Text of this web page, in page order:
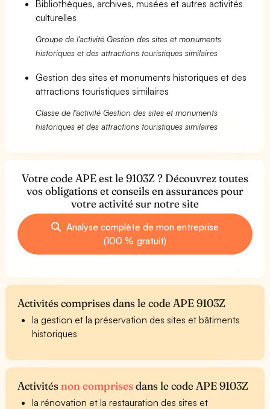
Bibliothèques, archives, musées et autres activités
culturelles
Groupe de l'activité Gestion des sites et monuments
historiques et des attractions touristiques similaires
Gestion des sites et monuments historiques et des
attractions touristiques similaires
Classe de l'activité Gestion des sites et monuments
historiques et des attractions touristiques similaires
Votre code APE est le 9103Z ? Découvrez toutes
vos obligations et conseils en assurances pour
votre activité sur notre site
Analyse complète de mon entreprise
(100 % gratuit)
Activités comprises dans le code APE 9103Z
la gestion et la préservation des sites et bâtiments
historiques
Activitésnon comprisesdans le code APE 9103Z
la rénovation et la restauration des sites et